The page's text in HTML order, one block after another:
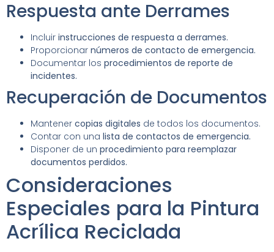
Respuesta ante Derrames
Incluir instrucciones de respuesta a derrames.
Proporcionar números de contacto de emergencia.
Documentar los procedimientos de reporte de
incidentes.
Recuperación de Documentos
Mantener copias digitales de todos los documentos.
Contar con una lista de contactos de emergencia.
Disponer de un procedimiento para reemplazar
documentos perdidos.
Consideraciones
Especiales para la Pintura
Acrílica Reciclada